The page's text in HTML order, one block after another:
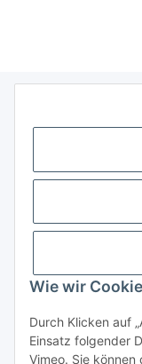
Wie wir
Durch Klicken auf
Einsatz folgender
Vimeo. Sie
Gesetzliche